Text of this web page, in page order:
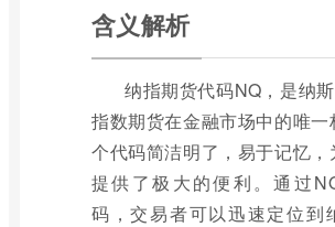
含义解析
纳指期货代码NQ，是纳
指数期货在金融市场中的唯一
个代码简洁明了，易于记忆，
提供了极大的便利。通过
码，交易者可以迅速定位到